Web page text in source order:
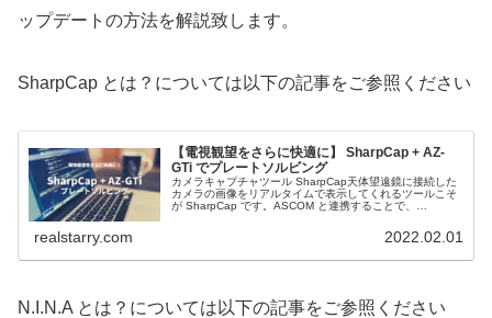
ップデートの方法を解説致します。
SharpCap とは？については以下の記事をご参照ください
【電視観望をさらに快適に】 SharpCap + AZ-
GTi でプレートソルビング
カメラキャプチャツール SharpCap天体望遠鏡に接続した
カメラの画像をリアルタイムで表示してくれるツールこそ
が SharpCap です。ASCOM と連携することで、
realstarry.com 2022.02.01
N.I.N.A とは？については以下の記事をご参照ください